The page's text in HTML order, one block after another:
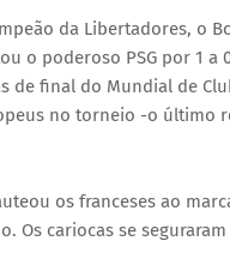
da Libertadores, o
o poderoso PSG por 1
de final do Mundial de
no torneio -o último
os franceses ao
Os cariocas se